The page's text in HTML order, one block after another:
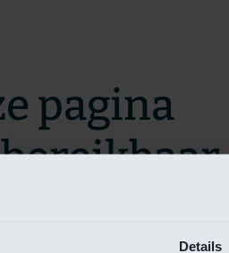
Details
pagina
zo snel mogelijk te verhelpen.